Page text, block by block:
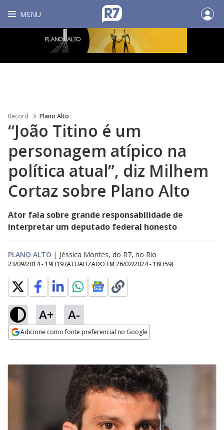
MENU
Record Plano Alto
“João Titino é um
personagem atípico na
política atual”, diz Milhem
Cortaz sobre Plano Alto
Ator fala sobre grande responsabilidade de
interpretar um deputado federal honesto
PLANO ALTO | Jéssica Montes, do R7, no Rio
23/09/2014 - 19H19 (ATUALIZADO EM 26/02/2024 - 18H59)
A+ A-
Adicione como fonte preferencial no Google